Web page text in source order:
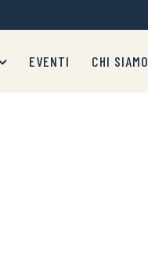
EVENTI CHI SIAMO